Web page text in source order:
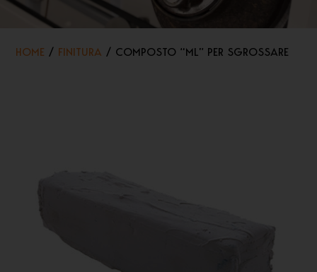
HOME / FINITURA / COMPOSTO “ML” PER SGROSSARE